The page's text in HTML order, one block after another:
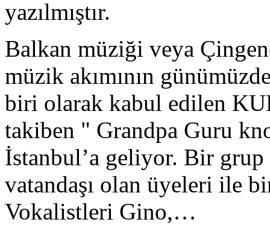
yazılmıştır.
Balkan müziği veya
müzik akımının
biri olarak kabul edilen
takiben " Grandpa Guru
İstanbul’a geliyor. Bir
vatandaşı olan üyeleri ile
Vokalistleri Gino,…